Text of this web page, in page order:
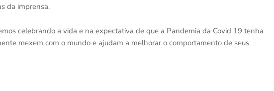
colegas da imprensa.
celebrando a vida e na expectativa de que a Pandemia da Covid 19 tenha
mexem com o mundo e ajudam a melhorar o comportamento de seus